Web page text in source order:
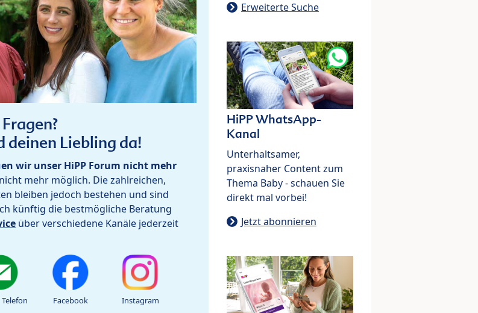
deinen Liebling da!
wir unser HiPP Forum nicht mehr
mehr möglich. Die zahlreichen,
bleiben jedoch bestehen und sind
künftig die bestmögliche Beratung
über verschiedene Kanäle jederzeit
Facebook Instagram
Erweiterte Suche
HiPP WhatsApp-
Kanal
Unterhaltsamer,
praxisnaher Content zum
Thema Baby - schauen Sie
direkt mal vorbei!
Jetzt abonnieren